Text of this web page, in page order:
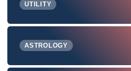
UTILITY
ASTROLOGY